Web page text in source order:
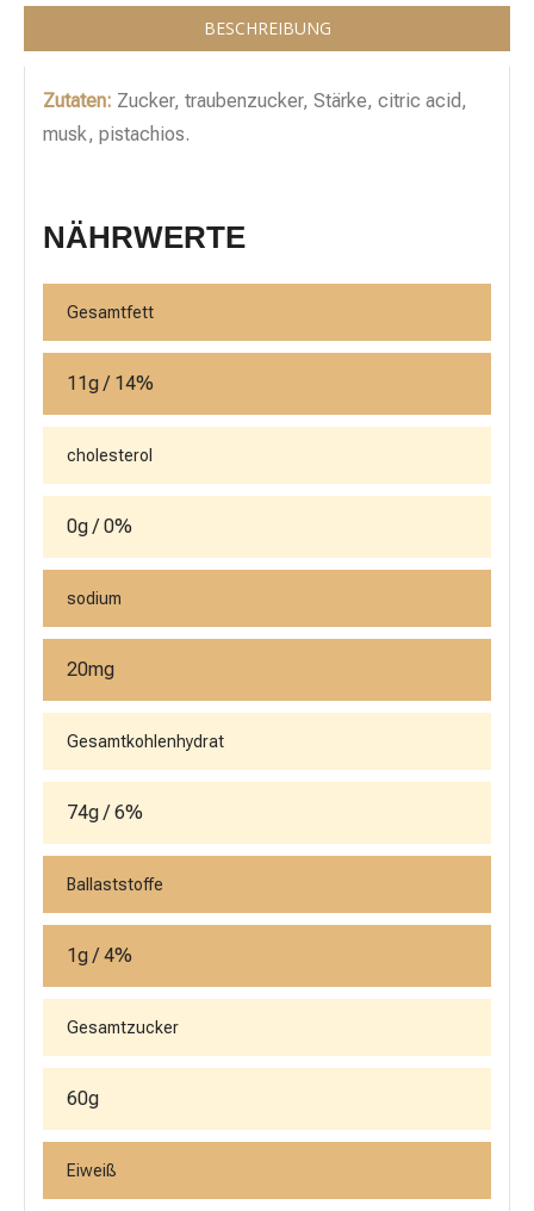
BESCHREIBUNG
Zutaten: Zucker, traubenzucker, Stärke, citric acid,
musk, pistachios.
NÄHRWERTE
Gesamtfett
11g / 14%
cholesterol
0g / 0%
sodium
20mg
Gesamtkohlenhydrat
74g / 6%
Ballaststoffe
1g / 4%
Gesamtzucker
60g
Eiweiß